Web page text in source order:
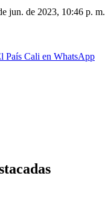
jun. de 2023, 10:46 p. m.
País Cali en WhatsApp